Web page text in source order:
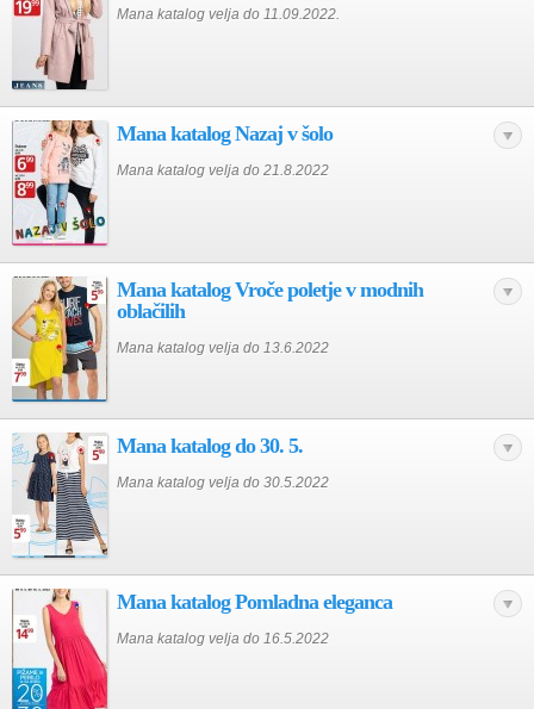
Mana katalog velja do 11.09.2022.
Mana katalog Nazaj v šolo
Mana katalog velja do 21.8.2022
Mana katalog Vroče poletje v modnih
oblačilih
Mana katalog velja do 13.6.2022
Mana katalog do 30. 5.
Mana katalog velja do 30.5.2022
Mana katalog Pomladna eleganca
Mana katalog velja do 16.5.2022